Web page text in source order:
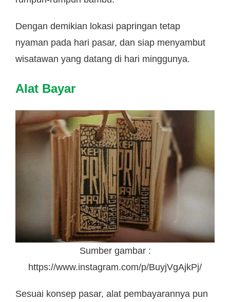
Dengan demikian lokasi papringan tetap
nyaman pada hari pasar, dan siap menyambut
wisatawan yang datang di hari minggunya.
Alat Bayar
Sumber gambar :
https://www.instagram.com/p/BuyjVgAjkPj/
Sesuai konsep pasar, alat pembayarannya pun